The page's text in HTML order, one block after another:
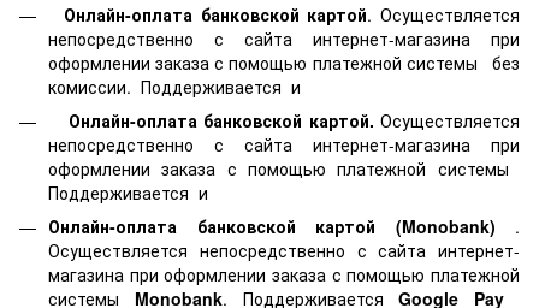
Онлайн-оплата банковской картой. Осуществляется
непосредственно с сайта интернет-магазина при
оформлении заказа с помощью платежной системы
без
комиссии. Поддерживается и
Онлайн-оплата банковской картой. Осуществляется
непосредственно с сайта интернет-магазина при
оформлении заказа с помощью платежной системы
Поддерживается и
Онлайн-оплата банковской картой
(Monobank) .
Осуществляется непосредственно с сайта интернет-
магазина при оформлении заказа с помощью платежной
системы Monobank. ПоддерживаетсяGoogle Pay